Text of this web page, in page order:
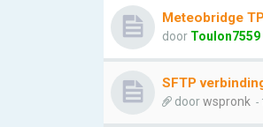
Meteobridge
door Toulon7559
SFTP
doorwspronk -